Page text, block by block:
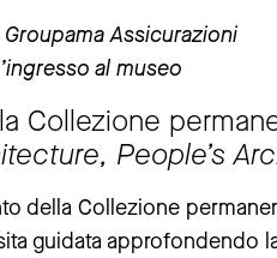
Assicurazioni
al museo
Collezione
People’s
della Collezione
guidata approfondendo